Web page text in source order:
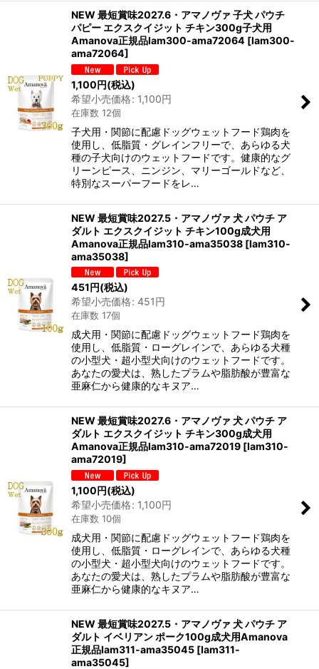
NEW 最短賞味2027.6・アマノヴァ 子犬 パウチ
パピー エクスクイジット チキン300g子犬用
Amanova正規品lam300-ama72064 [lam300-
ama72064]
1,100円(税込)
希望小売価格: 1,100円
在庫数 12個
子犬用・関節に配慮ドッグウェットフード鶏肉を
使用し、低脂質・グレインフリーで、あらゆる犬
種の子犬向けのウェットフードです。健康的なグ
リーンピース、ニンジン、マリーゴールドなど、
特別なスーパーフードをレ…
NEW 最短賞味2027.5・アマノヴァ 犬 パウチ ア
ダルト エクスクイジット チキン100g成犬用
Amanova正規品lam310-ama35038 [lam310-
ama35038]
451円(税込)
希望小売価格: 451円
在庫数 17個
成犬用・関節に配慮ドッグウェットフード鶏肉を
使用し、低脂質・ローグレインで、あらゆる犬種
の小型犬・超小型犬向けのウェットフードです。
あなたの愛犬は、熟したプラムや脂肪酸が豊富な
亜麻仁から健康的なキヌア…
NEW 最短賞味2027.6・アマノヴァ 犬 パウチ ア
ダルト エクスクイジット チキン300g成犬用
Amanova正規品lam310-ama72019 [lam310-
ama72019]
1,100円(税込)
希望小売価格: 1,100円
在庫数 10個
成犬用・関節に配慮ドッグウェットフード鶏肉を
使用し、低脂質・ローグレインで、あらゆる犬種
の小型犬・超小型犬向けのウェットフードです。
あなたの愛犬は、熟したプラムや脂肪酸が豊富な
亜麻仁から健康的なキヌア…
NEW 最短賞味2027.5・アマノヴァ 犬 パウチ ア
ダルト イベリアン ポーク100g成犬用Amanova
正規品lam311-ama35045 [lam311-
ama35045]